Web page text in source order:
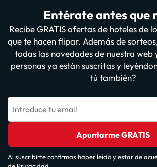
Entérate antes que
Recibe GRATIS ofertas de hoteles de
que te hacen flipar. Además de
todas las novedades de nuestra
personas ya están suscritas y
tú también?
Introduce tu email
Apuntarme GRATIS
Al suscribirte confirmas haber leído y estar de